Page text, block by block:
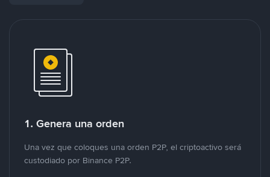
1. Genera una orden
Una vez que coloques una orden P2P, el criptoactivo será
custodiado por Binance P2P.